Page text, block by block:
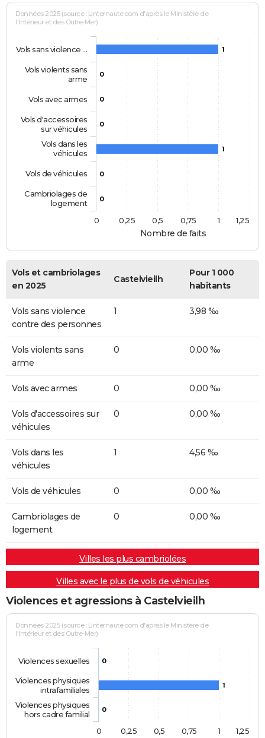
Nombre de faits
Données 2025 (source : Linternaute.com d'après le Ministère de
l'Intérieur et des Outre-Mer)
1
0
0
0
1
0
0
Vols sans violence …
Vols violents sans
arme
Vols avec armes
Vols d'accessoires
sur véhicules
Vols dans les
véhicules
Vols de véhicules
Cambriolages de
logement
0
1
0,25 0,5 0,75 1,25
Vols et cambriolages
en 2025
Castelvieilh
Pour 1 000
habitants
Vols sans violence
contre des personnes
1 3,98 ‰
Vols violents sans
arme
0 0,00 ‰
Vols avec armes 0 0,00 ‰
Vols d'accessoires sur
véhicules
0 0,00 ‰
Vols dans les
véhicules
1 4,56 ‰
Vols de véhicules 0 0,00 ‰
Cambriolages de
logement
0 0,00 ‰
Villes les plus cambriolées
Villes avec le plus de vols de véhicules
Violences et agressions à Castelvieilh
Données 2025 (source : Linternaute.com d'après le Ministère de
l'Intérieur et des Outre-Mer)
0
1
0
Violences sexuelles
Violences physiques
intrafamiliales
Violences physiques
hors cadre familial
0
1
0,25 0,5 0,75 1,25